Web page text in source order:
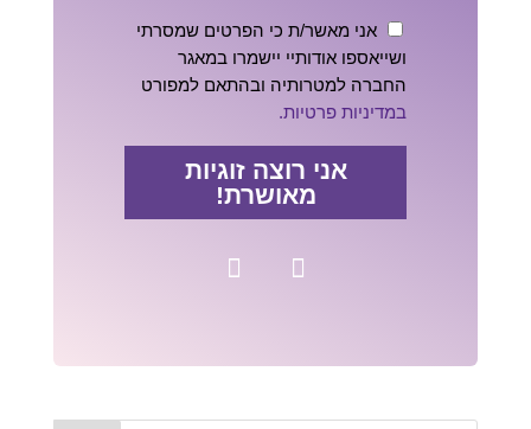
אני מאשר/ת כי הפרטים שמסרתי
ושייאספו אודותיי יישמרו במאגר
החברה למטרותיה ובהתאם למפורט
במדיניות פרטיות.
אני רוצה זוגיות
מאושרת!